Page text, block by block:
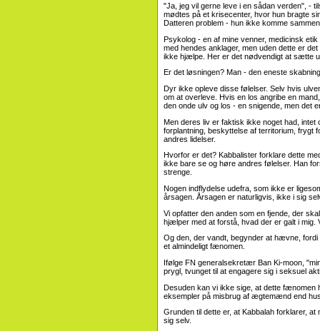
"Ja, jeg vil gerne leve i en sådan verden", -
mødtes på et krisecenter, hvor hun bragte
Datteren problem - hun ikke komme
Psykolog - en af ​​mine venner, medicinsk
med hendes anklager, men uden dette er
ikke hjælpe. Her er det nødvendigt at sætte
Er det løsningen? Man - den eneste
Dyr ikke opleve disse følelser. Selv hvis
om at overleve. Hvis en los angribe en
den onde ulv og los - en snigende, men det
Men deres liv er faktisk ikke noget had,
forplantning, beskyttelse af territorium, frygt
andres lidelser.
Hvorfor er det? Kabbalister forklare dette
ikke bare se og høre andres følelser. Han
strenge.
Nogen indflydelse udefra, som ikke er
årsagen. Årsagen er naturligvis, ikke i sig
Vi opfatter den anden som en fjende, der
hjælper med at forstå, hvad der er galt i
Og den, der vandt, begynder at hævne,
et almindeligt fænomen.
Ifølge FN generalsekretær Ban Ki-moon,
prygl, tvunget til at engagere sig i seksuel
Desuden kan vi ikke sige, at dette fænomen
eksempler på misbrug af ægtemænd end
Grunden til dette er, at Kabbalah forklarer,
sig selv.